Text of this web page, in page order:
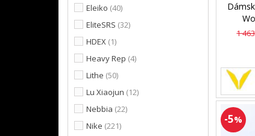
Eleiko (40)
EliteSRS (32)
HDEX (1)
Heavy Rep (4)
Lithe (50)
Lu Xiaojun (12)
Nebbia (22)
Nike (221)
1
-5%